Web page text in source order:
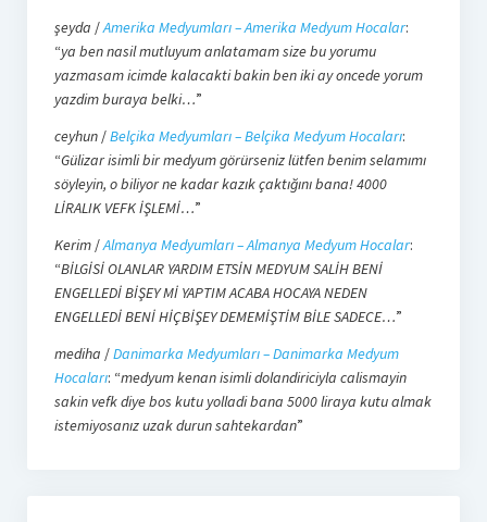
şeyda /Amerika Medyumları – Amerika Medyum Hocalar:
“ya ben nasil mutluyum anlatamam size bu yorumu
yazmasam icimde kalacakti bakin ben iki ay oncede yorum
yazdim buraya belki…”
ceyhun/Belçika Medyumları – Belçika Medyum Hocaları:
“Gülizar isimli bir medyum görürseniz lütfen benim selamımı
söyleyin, o biliyor ne kadar kazık çaktığını bana! 4000
LİRALIK VEFK İŞLEMİ…”
Kerim/Almanya Medyumları – Almanya Medyum Hocalar:
“BİLGİSİ OLANLAR YARDIM ETSİN MEDYUM SALİH BENİ
ENGELLEDİ BİŞEY Mİ YAPTIM ACABA HOCAYA NEDEN
ENGELLEDİ BENİ HİÇBİŞEY DEMEMİŞTİM BİLE SADECE…”
mediha /Danimarka Medyumları – Danimarka Medyum
Hocaları: “medyum kenan isimli dolandiriciyla calismayin
sakin vefk diye bos kutu yolladi bana 5000 liraya kutu almak
istemiyosanız uzak durun sahtekardan”